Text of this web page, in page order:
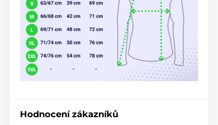
Hodnocení zákazníků